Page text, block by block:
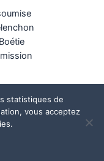
communication
statistiques de
vous acceptez